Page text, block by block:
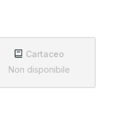
Cartaceo
Non disponibile